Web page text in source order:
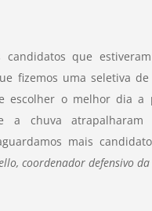
candidatos que
fizemos uma seletiva
escolher o melhor dia a
a chuva atrapalharam
mais
coordenador defensivo da